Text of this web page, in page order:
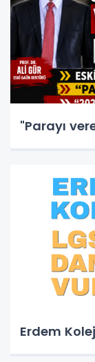
"Parayı
Erdem